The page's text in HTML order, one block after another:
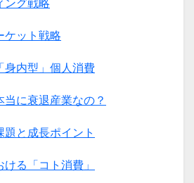
ング戦略
ケット戦略
身内型」個人消費
当に衰退産業なの？
と成長ポイント
る「コト消費」